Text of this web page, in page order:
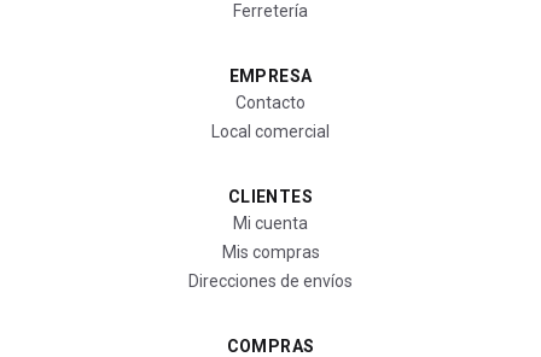
Ferretería
EMPRESA
Contacto
Local comercial
CLIENTES
Mi cuenta
Mis compras
Direcciones de envíos
COMPRAS